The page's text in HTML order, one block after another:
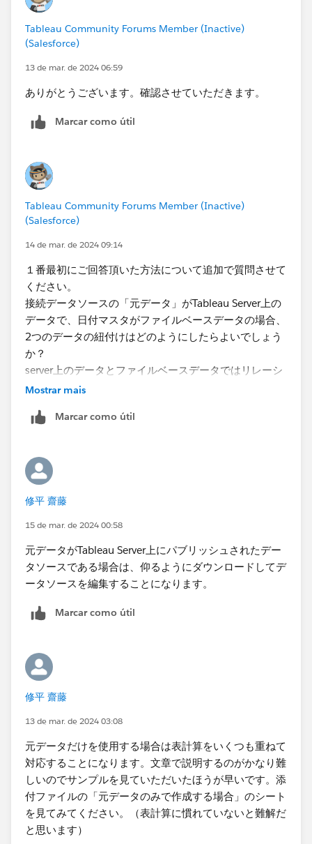
Tableau Community Forums Member (Inactive)
(Salesforce)
13 de mar. de 2024 06:59
ありがとうございます。確認させていただきます。
Marcar como útil
Tableau Community Forums Member (Inactive)
(Salesforce)
14 de mar. de 2024 09:14
１番最初にご回答頂いた方法について追加で質問させて
ください。
接続データソースの「元データ」がTableau Server上の
データで、日付マスタがファイルベースデータの場合、
2つのデータの紐付けはどのようにしたらよいでしょう
か？
server上のデータとファイルベースデータではリレーシ
ョンを組むことはできず、ブレンドでも対応できないか
server上のデータをダウンロードし作成するしかない認
何卒よろしくお願いいたします。
Mostrar mais
Marcar como útil
修平 齋藤
15 de mar. de 2024 00:58
元データがTableau Server上にパブリッシュされたデー
タソースである場合は、仰るようにダウンロードしてデ
ータソースを編集することになります。
Marcar como útil
修平 齋藤
13 de mar. de 2024 03:08
元データだけを使用する場合は表計算をいくつも重ねて
対応することになります。文章で説明するのがかなり難
しいのでサンプルを見ていただいたほうが早いです。添
付ファイルの「元データのみで作成する場合」のシート
を見てみてください。（表計算に慣れていないと難解だ
と思います）